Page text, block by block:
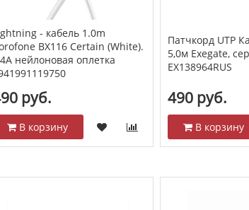
- кабель 1.0m
BX116 Certain (White).
нейлоновая оплетка
руб.
В корзину
Патчкорд UTP
5,0м Exegate,
EX138964RUS
490 руб.
В корзину